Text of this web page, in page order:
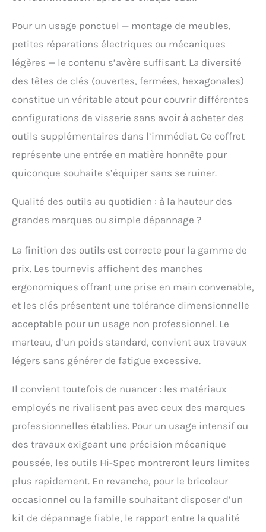
sont en alliage d'acier au
chrome-vanadium,
réputé pour sa grande
dureté, avec un placage
pour une finition
professionnelle. Les
poignées en
thermoplastique
résistant avec un grip
assurent une prise en
main robuste et
OUTILS POUR SATISFAIRE
TOUS LES BESOINS : Un
marteau lourd, des
des pinces longues pour
les tâches de
préhension et de
câblage, une scie à
métaux légère avec des
lames de rechange, des
ciseaux en fer blanc
pour couper et tailler les
matériaux durs, une clé
à molette réglable et une
pince de plombier pour
boulons et les raccords
de tuyauterie. ⚒
LES ÉCROUS ET LES
BOULONS : Grâce à sa
robuste à entraînement
de 1/2 po et à sa poignée
de précision à
entraînement de 1/4 po,
vous pouvez effectuer
Pour un usage ponctuel — montage de meubles,
petites réparations électriques ou mécaniques
légères — le contenu s’avère suffisant. La diversité
des têtes de clés (ouvertes, fermées, hexagonales)
constitue un véritable atout pour couvrir différentes
configurations de visserie sans avoir à acheter des
outils supplémentaires dans l’immédiat. Ce coffret
représente une entrée en matière honnête pour
quiconque souhaite s’équiper sans se ruiner.
Qualité des outils au quotidien : à la hauteur des
grandes marques ou simple dépannage ?
La finition des outils est correcte pour la gamme de
prix. Les tournevis affichent des manches
ergonomiques offrant une prise en main convenable,
et les clés présentent une tolérance dimensionnelle
acceptable pour un usage non professionnel. Le
marteau, d’un poids standard, convient aux travaux
légers sans générer de fatigue excessive.
Il convient toutefois de nuancer : les matériaux
employés ne rivalisent pas avec ceux des marques
professionnelles établies. Pour un usage intensif ou
des travaux exigeant une précision mécanique
poussée, les outils Hi-Spec montreront leurs limites
plus rapidement. En revanche, pour le bricoleur
occasionnel ou la famille souhaitant disposer d’un
kit de dépannage fiable, le rapport entre la qualité